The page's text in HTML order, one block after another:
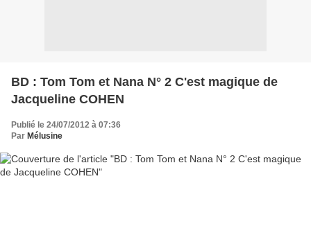
BD : Tom Tom et Nana N° 2 C'est magique de
Jacqueline COHEN
Publié le 24/07/2012 à 07:36
Par Mélusine